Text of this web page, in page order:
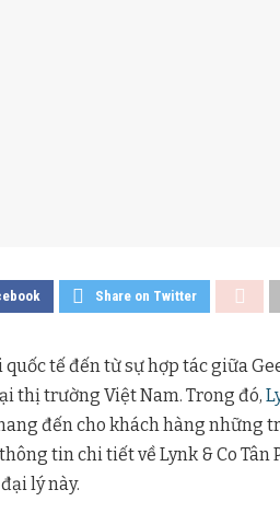
Share on Twitter
tế đến từ sự hợp tác giữa
thị trường Việt Nam. Trong đó,
đến cho khách hàng những
tin chi tiết về Lynk & Co
lý này.